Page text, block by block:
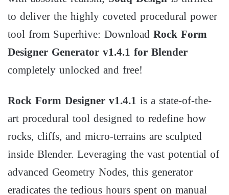
to deliver the highly coveted procedural power
tool from Superhive: DownloadRock Form
Designer Generator v1.4.1 for Blender
completely unlocked and free!
Rock Form Designer v1.4.1 is a state-of-the-
art procedural tool designed to redefine how
rocks, cliffs, and micro-terrains are sculpted
inside Blender. Leveraging the vast potential of
advanced GeometryNodes, this generator
eradicates the tedious hours spent on manual